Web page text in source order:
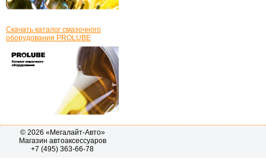
Скачать каталог смазочного
оборудования PROLUBE
© 2026 «Мегалайт-Авто»
Магазин автоаксессуаров
+7 (495) 363-66-78